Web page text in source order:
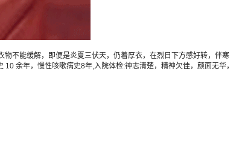
不能缓解，即便是炎夏三伏天，仍着厚衣，在烈日下方感好转，伴寒
余年，慢性咳嗽病史8年,入院体检:神志清楚，精神欠佳，颜面无华，